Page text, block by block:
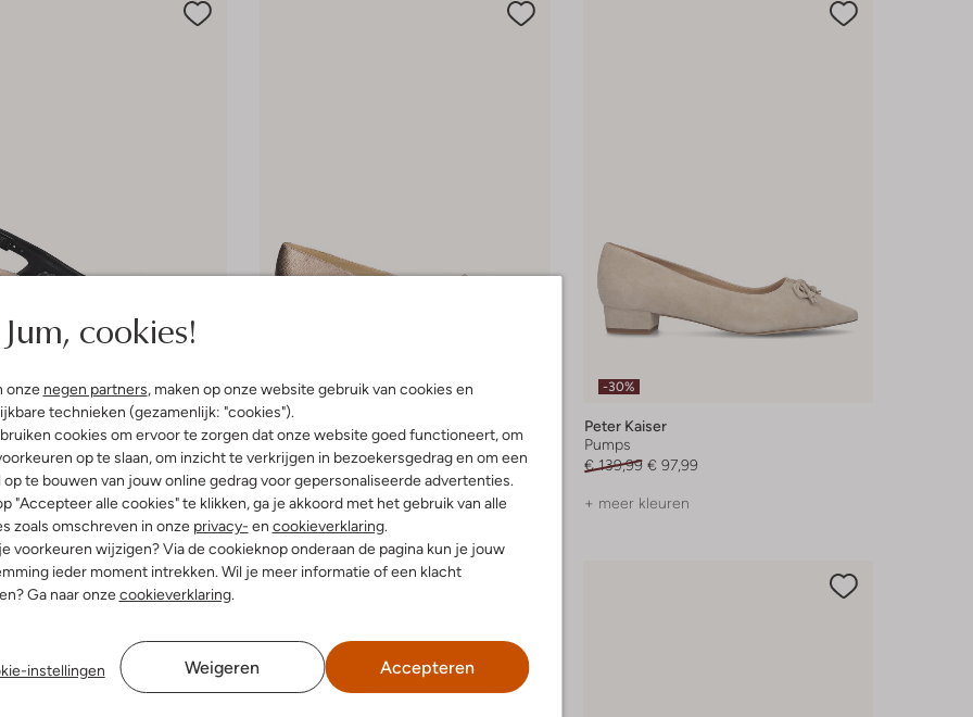
Jum, cookies!
onze negen partners, maken op onze website gebruik van cookies en
technieken (gezamenlijk: "cookies").
cookies om ervoor te zorgen dat onze website goed functioneert, om
op te slaan, om inzicht te verkrijgen in bezoekersgedrag en om een
op te bouwen van jouw online gedrag voor gepersonaliseerde advertenties.
"Accepteer alle cookies" te klikken, ga je akkoord met het gebruik van alle
zoals omschreven in onze privacy- en cookieverklaring.
voorkeuren wijzigen? Via de cookieknop onderaan de pagina kun je jouw
ieder moment intrekken. Wil je meer informatie of een klacht
Ga naar onzecookieverklaring.
instellingen Weigeren Accepteren
€ 90,99
-20%
Peter Kaiser
Pumps
€ 139,99 € 111,99
+ meer kleuren
-30%
Peter Kaiser
Pumps
€ 139,99 € 97,99
+ meer kleuren